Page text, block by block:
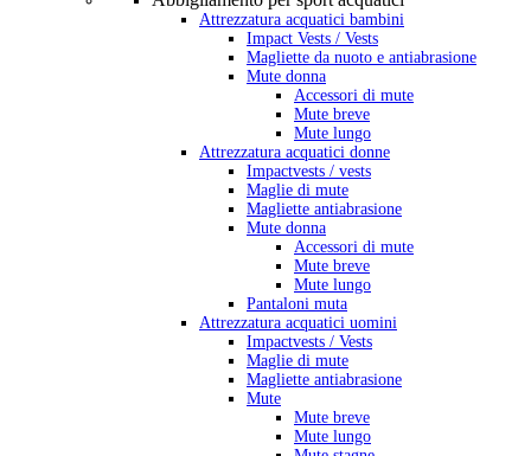
Attrezzatura acquatici bambini
Impact Vests / Vests
Magliette da nuoto e antiabrasione
Mute donna
Accessori di mute
Mute breve
Mute lungo
Attrezzatura acquatici donne
Impactvests / vests
Maglie di mute
Magliette antiabrasione
Mute donna
Accessori di mute
Mute breve
Mute lungo
Pantaloni muta
Attrezzatura acquatici uomini
Impactvests / Vests
Maglie di mute
Magliette antiabrasione
Mute
Mute breve
Mute lungo